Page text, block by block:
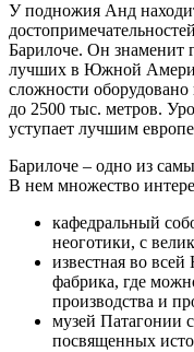
У подножия Анд
Барилоче. Он
лучших в Южной
сложности
до 2500 тыс. метров.
уступает лучшим
Барилоче – одно из
В нем множество
кафедральный
неоготики, с
известная во
фабрика, где
производства и
музей Патагонии
посвященных